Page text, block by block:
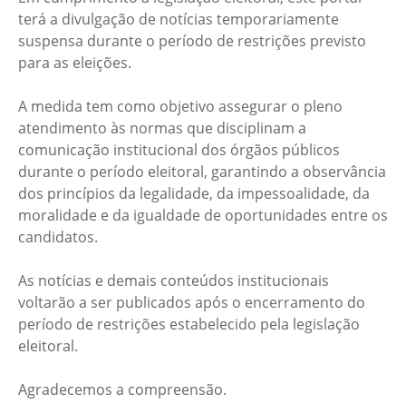
terá a divulgação de notícias temporariamente
suspensa durante o período de restrições previsto
para as eleições.
A medida tem como objetivo assegurar o pleno
atendimento às normas que disciplinam a
comunicação institucional dos órgãos públicos
durante o período eleitoral, garantindo a observância
dos princípios da legalidade, da impessoalidade, da
moralidade e da igualdade de oportunidades entre os
candidatos.
As notícias e demais conteúdos institucionais
voltarão a ser publicados após o encerramento do
período de restrições estabelecido pela legislação
eleitoral.
Agradecemos a compreensão.